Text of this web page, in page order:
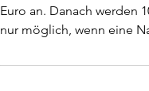
Euro an. Danach werden
nur möglich, wenn eine